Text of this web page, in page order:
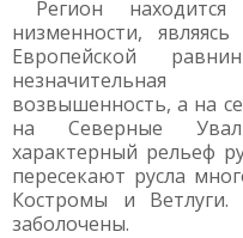
Регион
низменности,
Европейской
незначительная
возвышенность, а на
на Северные
характерный рельеф
пересекают русла
Костромы и
заболочены.